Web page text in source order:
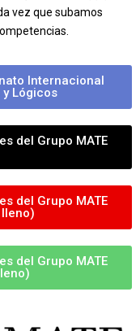
vez que subamos
Internacional
Lógicos
del Grupo MATE
del Grupo MATE
del Grupo MATE